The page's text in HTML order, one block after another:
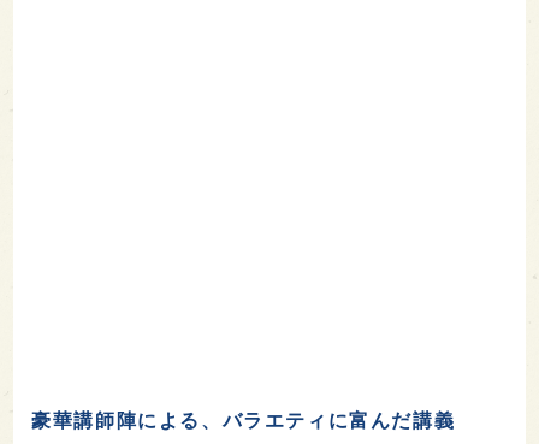
豪華講師陣による、バラエティに富んだ講義